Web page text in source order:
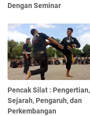
Dengan Seminar
Pencak Silat : Pengertian,
Sejarah, Pengaruh, dan
Perkembangan